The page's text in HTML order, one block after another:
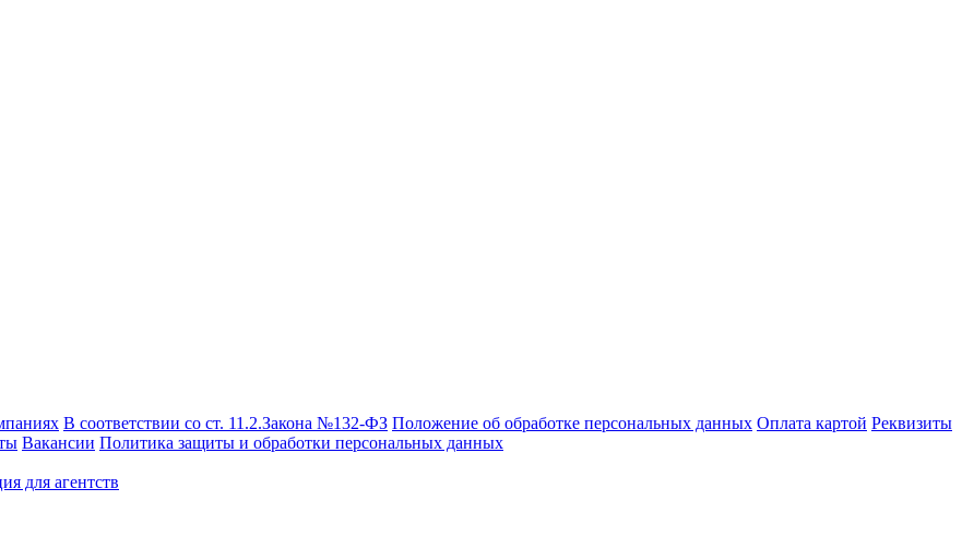
В соответствии со ст. 11.2.Закона №132-ФЗ Положение об обработке персональных данных Оплата картой Реквизиты
Вакансии Политика защиты и обработки персональных данных
для агентств